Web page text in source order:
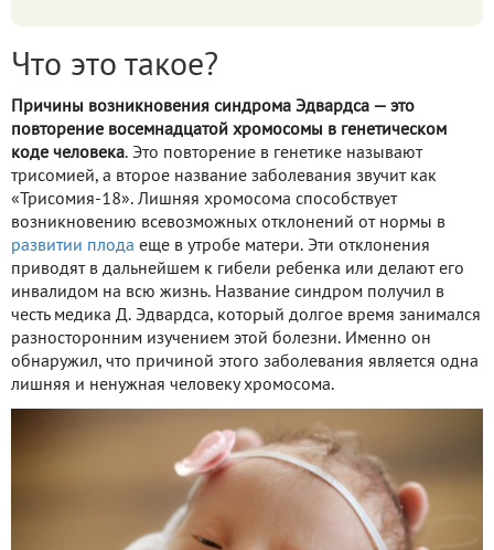
Что это такое?
Причины возникновения синдрома Эдвардса — это
повторение восемнадцатой хромосомы в генетическом
коде человека. Это повторение в генетике называют
трисомией, а второе название заболевания звучит как
«Трисомия-18». Лишняя хромосома способствует
возникновению всевозможных отклонений от нормы в
развитии плода еще в утробе матери. Эти отклонения
приводят в дальнейшем к гибели ребенка или делают его
инвалидом на всю жизнь. Название синдром получил в
честь медика Д. Эдвардса, который долгое время занимался
разносторонним изучением этой болезни. Именно он
обнаружил, что причиной этого заболевания является одна
лишняя и ненужная человеку хромосома.